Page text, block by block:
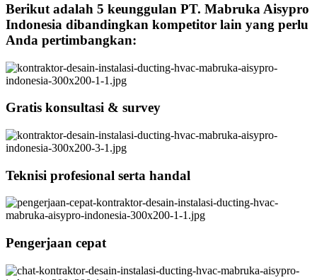
Berikut adalah 5 keunggulan PT. Mabruka Aisypro
Indonesia dibandingkan kompetitor lain yang perlu
Anda pertimbangkan:
Gratis konsultasi & survey
Teknisi profesional serta handal
Pengerjaan cepat